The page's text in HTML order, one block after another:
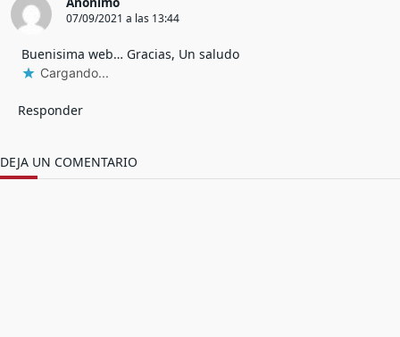
07/09/2021 a las 13:44
Buenisima web… Gracias, Un saludo
Cargando...
Responder
DEJA UN COMENTARIO